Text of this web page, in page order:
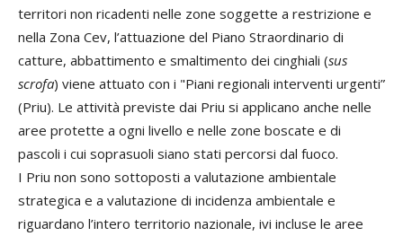
territori non ricadenti nelle zone soggette a restrizione e
nella Zona Cev, l’attuazione del Piano Straordinario di
catture, abbattimento e smaltimento dei cinghiali (sus
scrofa) viene attuato con i "Piani regionali interventi urgenti”
(Priu). Le attività previste dai Priu si applicano anche nelle
aree protette a ogni livello e nelle zone boscate e di
pascoli i cui soprasuoli siano stati percorsi dal fuoco.
I Priu non sono sottoposti a valutazione ambientale
strategica e a valutazione di incidenza ambientale e
riguardano l’intero territorio nazionale, ivi incluse le aree